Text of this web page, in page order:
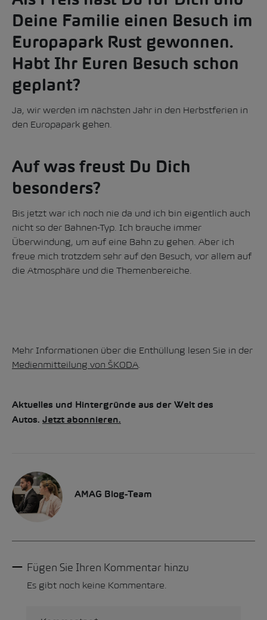
Deine Familie einen Besuch im
Europapark Rust gewonnen.
Habt Ihr Euren Besuch schon
geplant?
Ja, wir werden im nächsten Jahr in den Herbstferien in
den Europapark gehen.
Auf was freust Du Dich
besonders?
Bis jetzt war ich noch nie da und ich bin eigentlich auch
nicht so der Bahnen-Typ. Ich brauche immer
Überwindung, um auf eine Bahn zu gehen. Aber ich
freue mich trotzdem sehr auf den Besuch, vor allem auf
die Atmosphäre und die Themenbereiche.
Mehr Informationen über die Enthüllung lesen Sie in der
Medienmitteilung von ŠKODA
Aktuelles und Hintergründe aus der Welt des
Autos. Jetzt abonnieren.
AMAG Blog-Team
Fügen Sie Ihren Kommentar hinzu
Es gibt noch keine Kommentare.